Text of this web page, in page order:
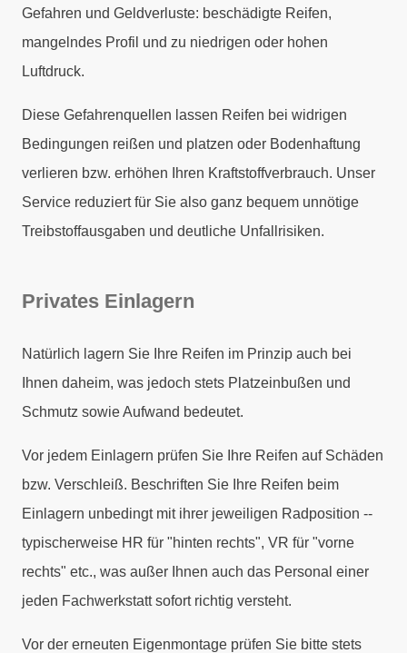
Gefahren und Geldverluste: beschädigte Reifen,
mangelndes Profil und zu niedrigen oder hohen
Luftdruck.
Diese Gefahrenquellen lassen Reifen bei widrigen
Bedingungen reißen und platzen oder Bodenhaftung
verlieren bzw. erhöhen Ihren Kraftstoffverbrauch. Unser
Service reduziert für Sie also ganz bequem unnötige
Treibstoffausgaben und deutliche Unfallrisiken.
Privates Einlagern
Natürlich lagern Sie Ihre Reifen im Prinzip auch bei
Ihnen daheim, was jedoch stets Platzeinbußen und
Schmutz sowie Aufwand bedeutet.
Vor jedem Einlagern prüfen Sie Ihre Reifen auf Schäden
bzw. Verschleiß. Beschriften Sie Ihre Reifen beim
Einlagern unbedingt mit ihrer jeweiligen Radposition --
typischerweise HR für "hinten rechts", VR für "vorne
rechts" etc., was außer Ihnen auch das Personal einer
jeden Fachwerkstatt sofort richtig versteht.
Vor der erneuten Eigenmontage prüfen Sie bitte stets